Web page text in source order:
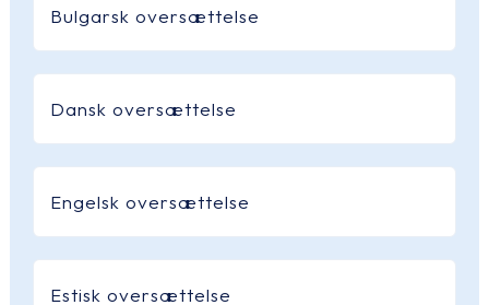
Bulgarsk oversættelse
Dansk oversættelse
Engelsk oversættelse
Estisk oversættelse